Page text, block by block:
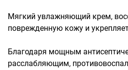
Мягкий увлажняющий крем,
поврежденную кожу и
Благодаря мощным
расслабляющим,